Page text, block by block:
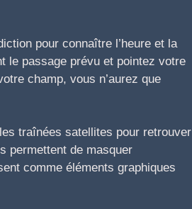
pour connaître l’heure et la
le passage prévu et pointez votre
champ, vous n’aurez que
traînées satellites pour retrouver
permettent de masquer
comme éléments graphiques